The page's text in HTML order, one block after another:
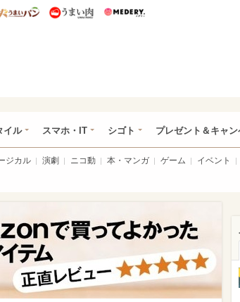
ー特集
まいめし うまいパン うまい肉
イル スマホ・IT シゴト プレゼント＆キャ
ジカル 演劇 ニコ動 本・マンガ ゲーム イベント